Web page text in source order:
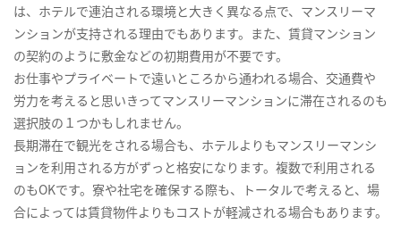
は、ホテルで連泊される環境と大きく異なる点で、マンスリーマ
ンションが支持される理由でもあります。また、賃貸マンション
の契約のように敷金などの初期費用が不要です。
お仕事やプライベートで遠いところから通われる場合、交通費や
労力を考えると思いきってマンスリーマンションに滞在されるのも
選択肢の１つかもしれません。
長期滞在で観光をされる場合も、ホテルよりもマンスリーマンシ
ョンを利用される方がずっと格安になります。複数で利用される
のもOKです。寮や社宅を確保する際も、トータルで考えると、場
合によっては賃貸物件よりもコストが軽減される場合もあります。